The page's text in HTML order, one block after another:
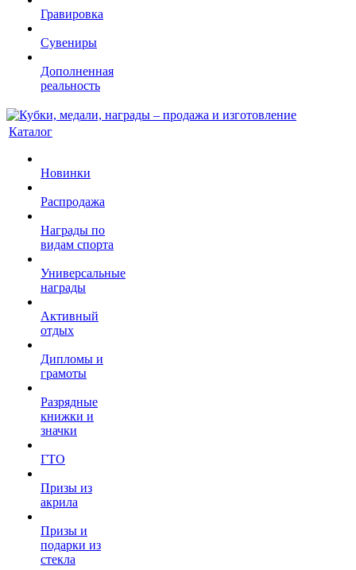
Гравировка
Сувениры
Дополненная
реальность
Каталог
Новинки
Распродажа
Награды по
видам спорта
Универсальные
награды
Активный
отдых
Дипломы и
грамоты
Разрядные
книжки и
значки
ГТО
Призы из
акрила
Призы и
подарки из
стекла